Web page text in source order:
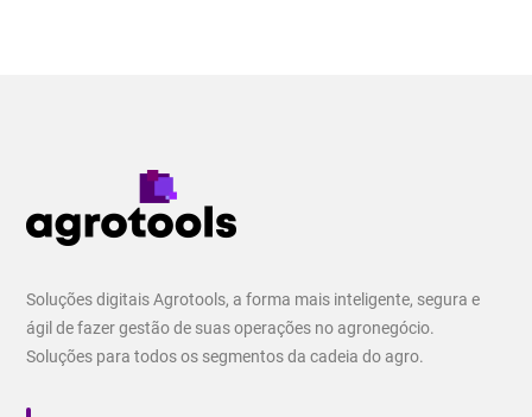
Soluções digitais Agrotools, a forma mais inteligente, segura e
ágil de fazer gestão de suas operações no agronegócio.
Soluções para todos os segmentos da cadeia do agro.